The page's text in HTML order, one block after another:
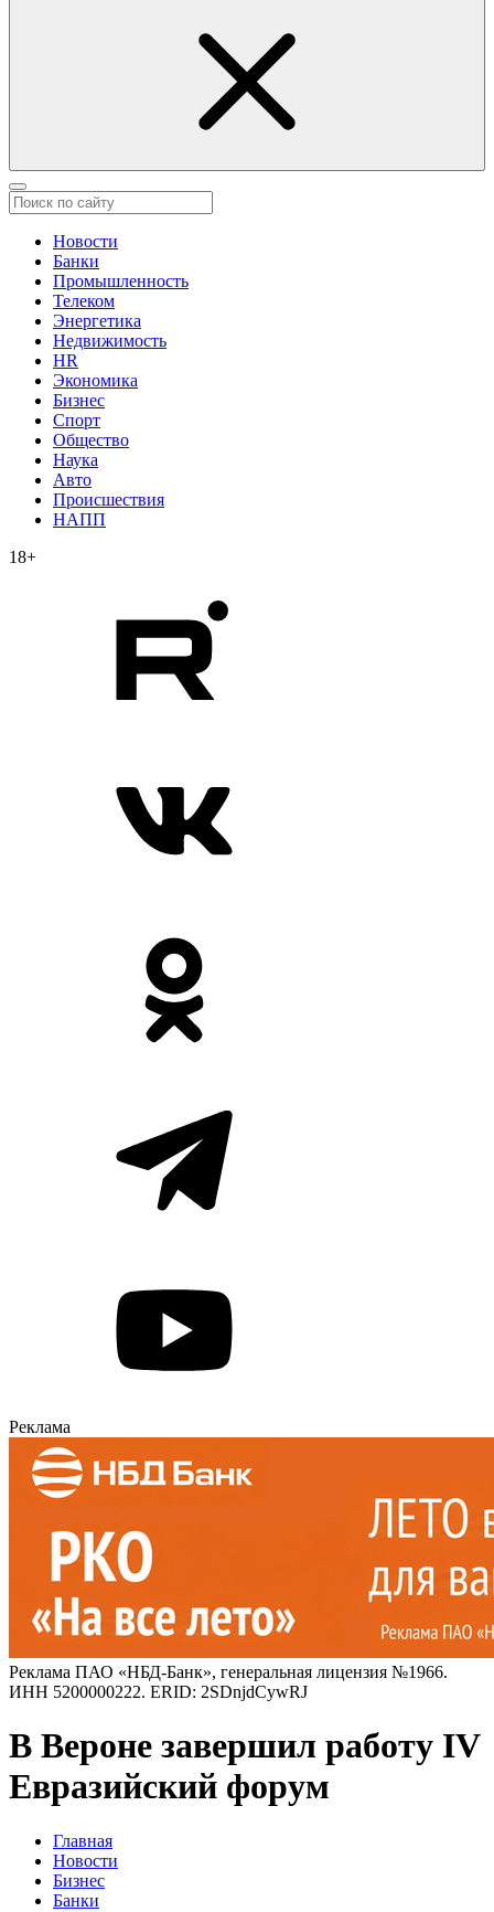
Новости
Банки
Промышленность
Телеком
Энергетика
Недвижимость
HR
Экономика
Бизнес
Спорт
Общество
Наука
Авто
Происшествия
НАПП
18+
Реклама
Реклама ПАО «НБД-Банк», генеральная лицензия №1966.
ИНН 5200000222. ERID: 2SDnjdCywRJ
В Вероне завершил работу IV
Евразийский форум
Главная
Новости
Бизнес
Банки